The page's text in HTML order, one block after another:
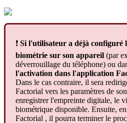
❗ Si l'utilisateur a déjà configuré l
biométrie sur son appareil (par
déverrouillage du téléphone) ou
l'activation dans l'application
Dans le cas contraire, il sera redirig
Factorial vers les paramètres de son
enregistrer l'empreinte digitale, le
biométrique disponible. Ensuite, en
Factorial , il pourra terminer le